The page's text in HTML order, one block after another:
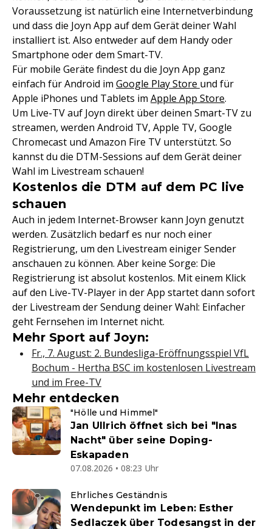
Voraussetzung ist natürlich eine Internetverbindung
und dass die Joyn App auf dem Gerät deiner Wahl
installiert ist. Also entweder auf dem Handy oder
Smartphone oder dem Smart-TV.
Für mobile Geräte findest du die Joyn App ganz
einfach für Android im Google Play Store und für
Apple iPhones und Tablets im Apple App Store.
Um Live-TV auf Joyn direkt über deinen Smart-TV zu
streamen, werden Android TV, Apple TV, Google
Chromecast und Amazon Fire TV unterstützt. So
kannst du die DTM-Sessions auf dem Gerät deiner
Wahl im Livestream schauen!
Kostenlos die DTM auf dem PC live
schauen
Auch in jedem Internet-Browser kann Joyn genutzt
werden. Zusätzlich bedarf es nur noch einer
Registrierung, um den Livestream einiger Sender
anschauen zu können. Aber keine Sorge: Die
Registrierung ist absolut kostenlos. Mit einem Klick
auf den Live-TV-Player in der App startet dann sofort
der Livestream der Sendung deiner Wahl: Einfacher
geht Fernsehen im Internet nicht.
Mehr Sport auf Joyn:
Fr., 7. August: 2. Bundesliga-Eröffnungsspiel VfL
Bochum - Hertha BSC im kostenlosen Livestream
und im Free-TV
Mehr entdecken
"Hölle und Himmel"
Jan Ullrich öffnet sich bei "Inas
Nacht" über seine Doping-
Eskapaden
07.08.2026 • 08:23 Uhr
Ehrliches Geständnis
Wendepunkt im Leben: Esther
Sedlaczek über Todesangst in der